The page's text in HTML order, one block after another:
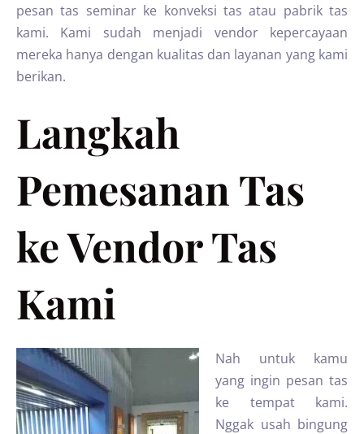
pesan tas seminar ke konveksi tas atau pabrik tas
kami. Kami sudah menjadi vendor kepercayaan
mereka hanya dengan kualitas dan layanan yang kami
berikan.
Langkah
Pemesanan Tas
ke Vendor Tas
Kami
Nah untuk kamu
yang ingin pesan tas
ke tempat kami.
Nggak usah bingung